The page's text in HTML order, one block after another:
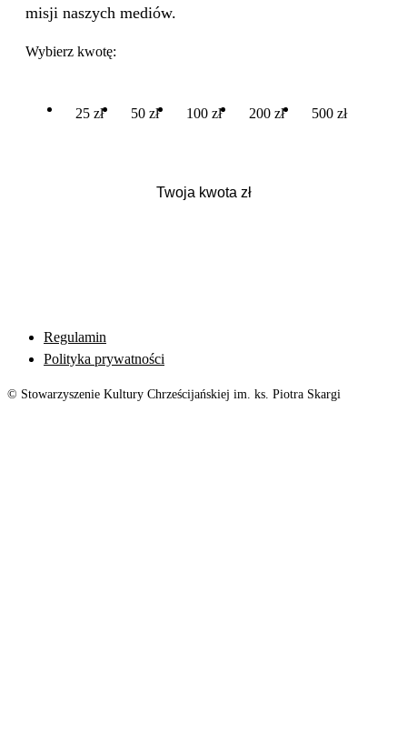
misji naszych mediów.
Wybierz kwotę:
25 zł 50 zł 100 zł 200 zł 500 zł
Regulamin
Polityka prywatności
© Stowarzyszenie Kultury Chrześcijańskiej im. ks. Piotra Skargi